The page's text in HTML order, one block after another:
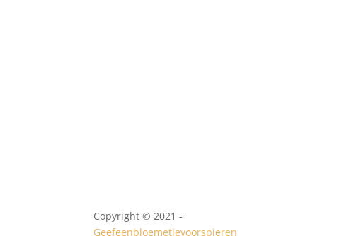
Copyright © 2021 -
Geefeenbloemetjevoorspieren